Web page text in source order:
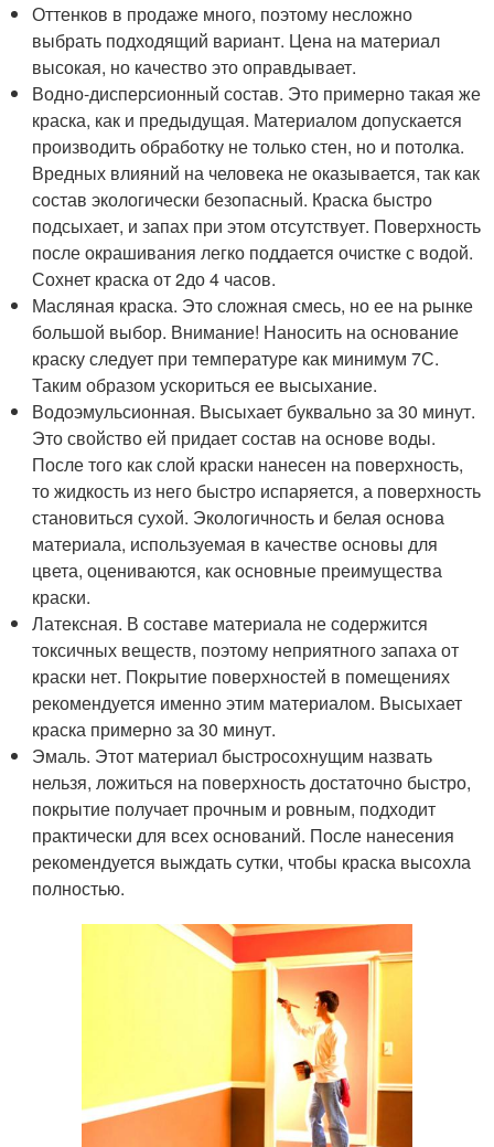
Оттенков в продаже много, поэтому несложно
выбрать подходящий вариант. Цена на материал
высокая, но качество это оправдывает.
Водно-дисперсионный состав. Это примерно такая же
краска, как и предыдущая. Материалом допускается
производить обработку не только стен, но и потолка.
Вредных влияний на человека не оказывается, так как
состав экологически безопасный. Краска быстро
подсыхает, и запах при этом отсутствует. Поверхность
после окрашивания легко поддается очистке с водой.
Сохнет краска от 2до 4 часов.
Масляная краска. Это сложная смесь, но ее на рынке
большой выбор. Внимание! Наносить на основание
краску следует при температуре как минимум 7С.
Таким образом ускориться ее высыхание.
Водоэмульсионная. Высыхает буквально за 30 минут.
Это свойство ей придает состав на основе воды.
После того как слой краски нанесен на поверхность,
то жидкость из него быстро испаряется, а поверхность
становиться сухой. Экологичность и белая основа
материала, используемая в качестве основы для
цвета, оцениваются, как основные преимущества
краски.
Латексная. В составе материала не содержится
токсичных веществ, поэтому неприятного запаха от
краски нет. Покрытие поверхностей в помещениях
рекомендуется именно этим материалом. Высыхает
краска примерно за 30 минут.
Эмаль. Этот материал быстросохнущим назвать
нельзя, ложиться на поверхность достаточно быстро,
покрытие получает прочным и ровным, подходит
практически для всех оснований. После нанесения
рекомендуется выждать сутки, чтобы краска высохла
полностью.